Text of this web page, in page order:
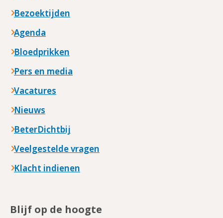
Bezoektijden
Agenda
Bloedprikken
Pers en media
Vacatures
Nieuws
BeterDichtbij
Veelgestelde vragen
Klacht indienen
Blijf op de hoogte